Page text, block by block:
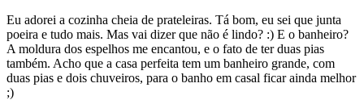
Eu adorei a cozinha cheia de prateleiras. Tá bom, eu sei que junta
poeira e tudo mais. Mas vai dizer que não é lindo? :) E o banheiro?
A moldura dos espelhos me encantou, e o fato de ter duas pias
também. Acho que a casa perfeita tem um banheiro grande, com
duas pias e dois chuveiros, para o banho em casal ficar ainda melhor
;)